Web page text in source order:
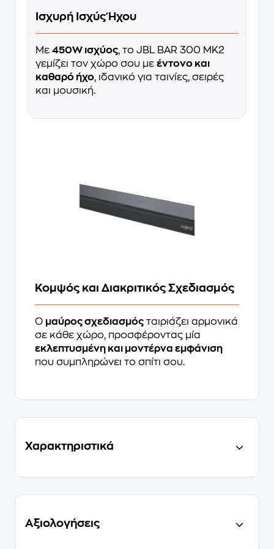
Ισχυρή Ισχύς Ήχου
Με 450W ισχύος, το JBL BAR 300 MK2
γεμίζει τον χώρο σου με έντονο και
καθαρό ήχο, ιδανικό για ταινίες, σειρές
και μουσική.
Κομψός και Διακριτικός Σχεδιασμός
Ο μαύρος σχεδιασμός ταιριάζει αρμονικά
σε κάθε χώρο, προσφέροντας μία
εκλεπτυσμένη και μοντέρνα εμφάνιση
που συμπληρώνει το σπίτι σου.
Χαρακτηριστικά
Αξιολογήσεις